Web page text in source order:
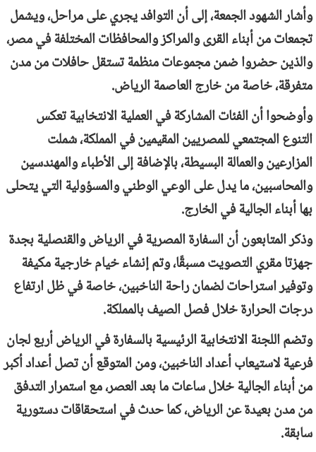
وأشار الشهود الجمعة، إلى أن التوافد يجري على مراحل، ويشمل
تجمعات من أبناء القرى والمراكز والمحافظات المختلفة في مصر،
والذين حضروا ضمن مجموعات منظمة تستقل حافلات من مدن
متفرقة، خاصة من خارج العاصمة الرياض.
وأوضحوا أن الفئات المشاركة في العملية الانتخابية تعكس
التنوع المجتمعي للمصريين المقيمين في المملكة، شملت
المزارعين والعمالة البسيطة، بالإضافة إلى الأطباء والمهندسين
والمحاسبين، ما يدل على الوعي الوطني والمسؤولية التي يتحلى
بها أبناء الجالية في الخارج.
وذكر المتابعون أن السفارة المصرية في الرياض والقنصلية بجدة
جهزتا مقري التصويت مسبقًا، وتم إنشاء خيام خارجية مكيفة
وتوفير استراحات لضمان راحة الناخبين، خاصة في ظل ارتفاع
درجات الحرارة خلال فصل الصيف بالمملكة.
وتضم اللجنة الانتخابية الرئيسية بالسفارة في الرياض أربع لجان
فرعية لاستيعاب أعداد الناخبين، ومن المتوقع أن تصل أعداد أكبر
من أبناء الجالية خلال ساعات ما بعد العصر، مع استمرار التدفق
من مدن بعيدة عن الرياض، كما حدث في استحقاقات دستورية
سابقة.